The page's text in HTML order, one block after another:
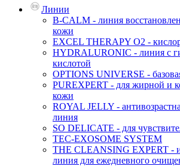
Линии
B-CALM - линия
кожи
EXCEL THERAPY O2 -
HYDRALURONIC - линия с
кислотой
OPTIONS UNIVERSE -
PUREXPERT - для жирной и
кожи
ROYAL JELLY -
линия
SO DELICATE - для
TEC-EXOSOME SYSTEM
THE CLEANSING EXPERT -
линия для ежедневного